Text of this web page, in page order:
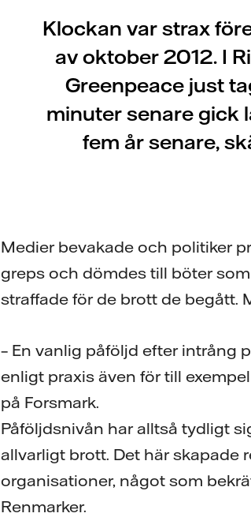
Klockan var strax
av oktober 2012. I
Greenpeace just
minuter senare gick
fem år senare,
Medier bevakade och politiker
greps och dömdes till böter
straffade för de brott de begått.
– En vanlig påföljd efter intrång
enligt praxis även för till
på Forsmark.
Påföljdsnivån har alltså tydligt
allvarligt brott. Det här skapade
organisationer, något som
Renmarker.